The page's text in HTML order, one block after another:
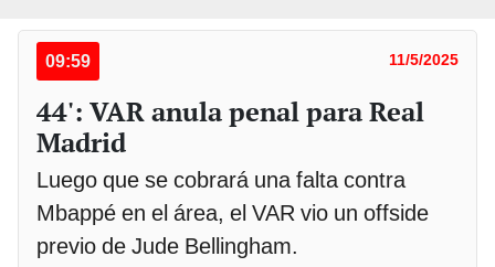
09:59 11/5/2025
44': VAR anula penal para Real
Madrid
Luego que se cobrará una falta contra
Mbappé en el área, el VAR vio un offside
previo de Jude Bellingham.